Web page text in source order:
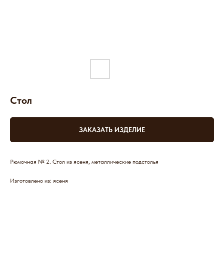
Стол
ЗАКАЗАТЬ ИЗДЕЛИЕ
Рюмочная № 2. Стол из ясеня, металлические подстолья
Изготовлено из: ясеня